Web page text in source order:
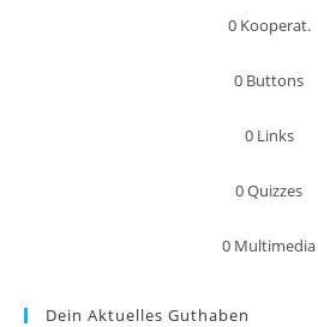
0 Kooperat.
0 Buttons
0 Links
0Quizzes
0 Multimedia
Dein Aktuelles Guthaben